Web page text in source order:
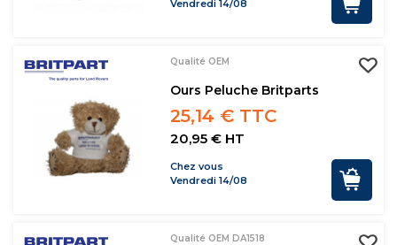
Vendredi 14/08
Qualité OEM
Ours Peluche Britparts
25,14 € TTC
20,95 € HT
Chez vous
Vendredi 14/08
Qualité OEM DA1518